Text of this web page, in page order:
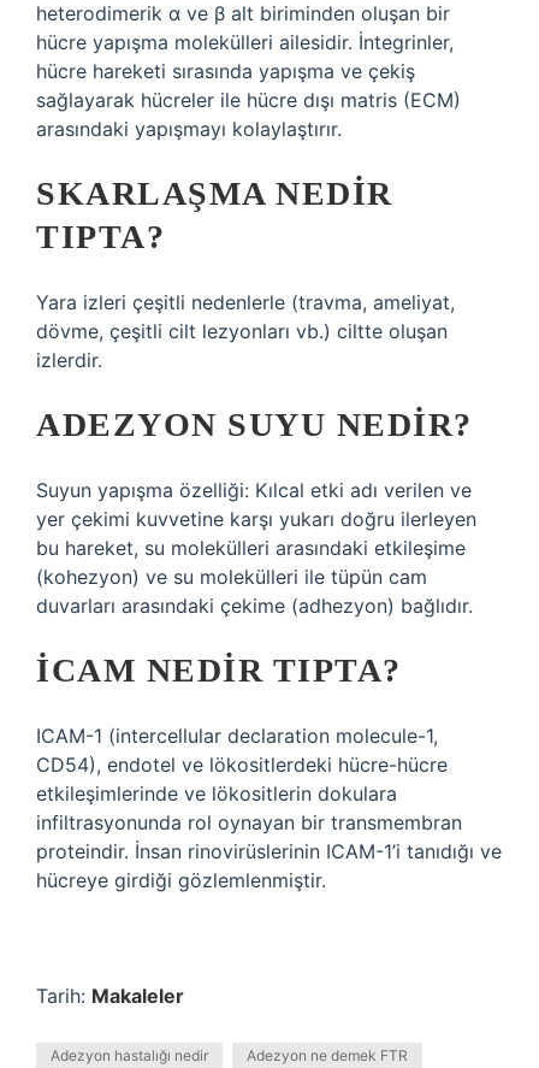
heterodimerik α ve β alt biriminden oluşan bir
hücre yapışma molekülleri ailesidir. İntegrinler,
hücre hareketi sırasında yapışma ve çekiş
sağlayarak hücreler ile hücre dışı matris (ECM)
arasındaki yapışmayı kolaylaştırır.
SKARLAŞMA NEDIR
TIPTA?
Yara izleri çeşitli nedenlerle (travma, ameliyat,
dövme, çeşitli cilt lezyonları vb.) ciltte oluşan
izlerdir.
ADEZYON SUYU NEDIR?
Suyun yapışma özelliği: Kılcal etki adı verilen ve
yer çekimi kuvvetine karşı yukarı doğru ilerleyen
bu hareket, su molekülleri arasındaki etkileşime
(kohezyon) ve su molekülleri ile tüpün cam
duvarları arasındaki çekime (adhezyon) bağlıdır.
İCAM NEDIR TIPTA?
ICAM-1 (intercellular declaration molecule-1,
CD54), endotel ve lökositlerdeki hücre-hücre
etkileşimlerinde ve lökositlerin dokulara
infiltrasyonunda rol oynayan bir transmembran
proteindir. İnsan rinovirüslerinin ICAM-1’i tanıdığı ve
hücreye girdiği gözlemlenmiştir.
Tarih: Makaleler
Adezyon hastalığı nedir Adezyon ne demek FTR